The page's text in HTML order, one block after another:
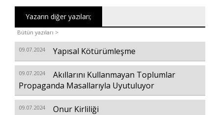
Yazarın diğer yazıları;
Bütün yazıları >
09.07.2024 Yapısal Kötürümleşme
09.07.2024
Akıllarını Kullanmayan Toplumlar
Propaganda Masallarıyla Uyutuluyor
09.07.2024 Onur Kirliliği